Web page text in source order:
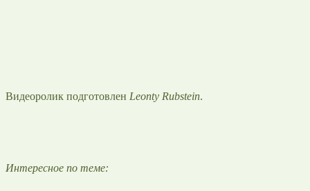
Видеоролик подготовлен Leonty Rubstein.
Интересное по теме: